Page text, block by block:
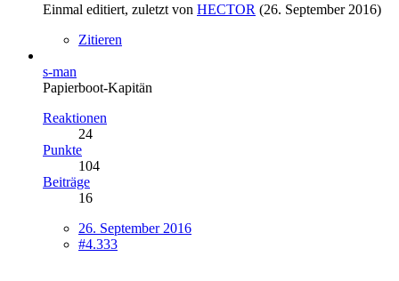
Einmal editiert, zuletzt von HECTOR (26. September 2016)
Zitieren
s-man
Papierboot-Kapitän
Reaktionen
24
Punkte
104
Beiträge
16
26. September 2016
#4.333